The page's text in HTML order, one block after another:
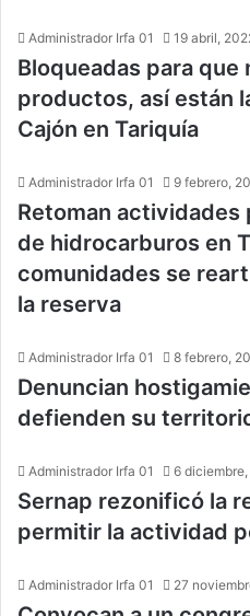
Administrador Irfa 01 19 abril,
Bloqueadas para que
productos, así están
Cajón en Tariquía
Administrador Irfa 01 9 febrero,
Retoman actividades
de hidrocarburos en
comunidades se
la reserva
Administrador Irfa 01 8 febrero,
Denuncian
defienden su
Administrador Irfa 01 6
Sernap rezonificó la
permitir la actividad
Administrador Irfa 01 27